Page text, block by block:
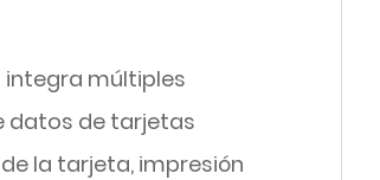
integra múltiples
datos de tarjetas
la tarjeta, impresión